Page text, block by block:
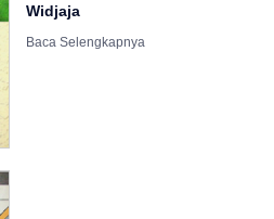
Widjaja